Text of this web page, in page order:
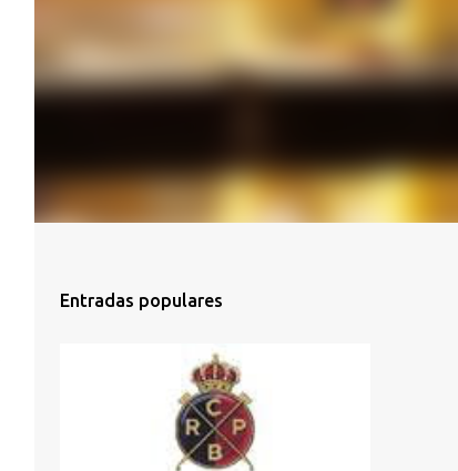
Entradas populares